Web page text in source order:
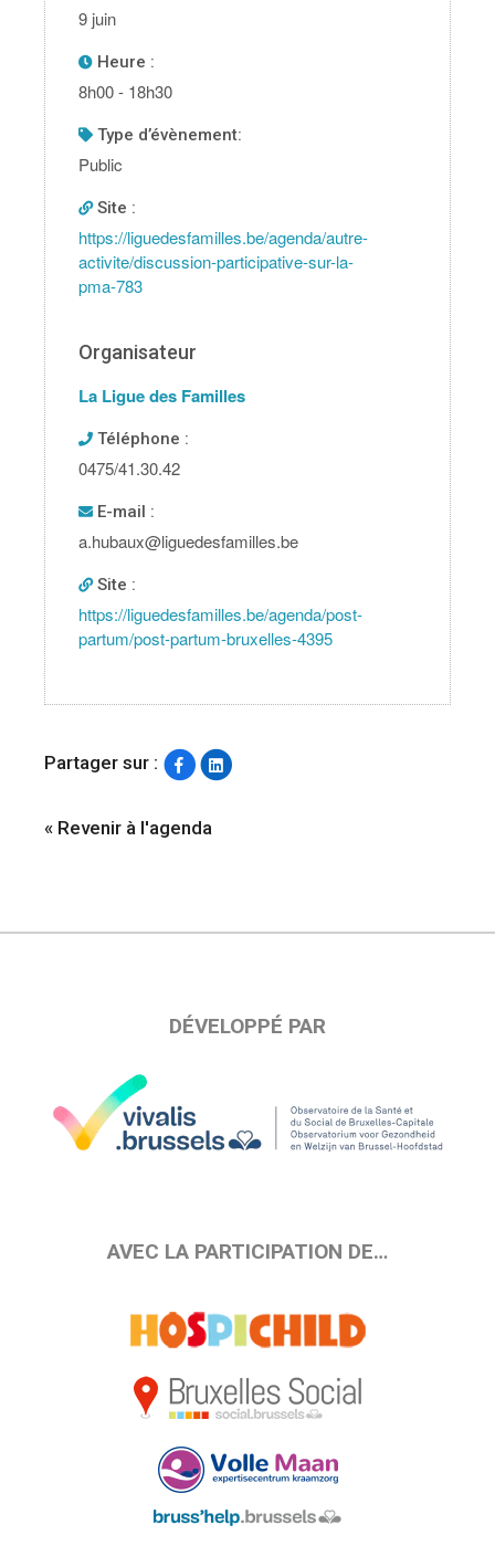
9 juin
Heure :
8h00 - 18h30
type d’évènement:
Public
Site :
https://liguedesfamilles.be/agenda/autre-
activite/discussion-participative-sur-la-
pma-783
Organisateur
La Ligue des Familles
Téléphone :
0475/41.30.42
E-mail :
a.hubaux@liguedesfamilles.be
Site :
https://liguedesfamilles.be/agenda/post-
partum/post-partum-bruxelles-4395
Partager sur :
« Revenir à l'agenda
DÉVELOPPÉ PAR
AVEC LA PARTICIPATION DE…